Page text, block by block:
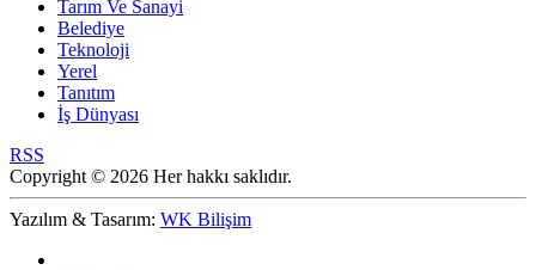
Tarım Ve Sanayi
Belediye
Teknoloji
Yerel
Tanıtım
İş Dünyası
RSS
Copyright © 2026 Her hakkı saklıdır.
Yazılım & Tasarım: WK Bilişim